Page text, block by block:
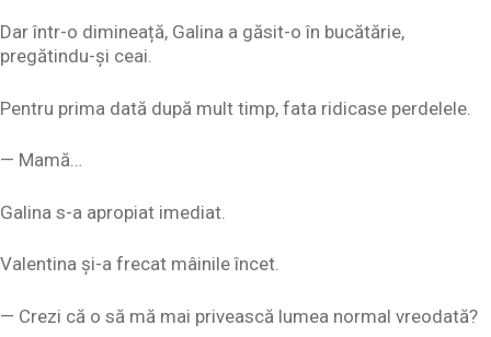
Dar într-o dimineață, Galina a găsit-o în bucătărie,
pregătindu-și ceai.
Pentru prima dată după mult timp, fata ridicase perdelele.
— Mamă…
Galina s-a apropiat imediat.
Valentina și-a frecat mâinile încet.
— Crezi că o să mă mai privească lumea normal vreodată?